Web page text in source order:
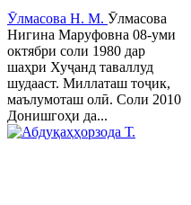
Ӯлмасова Н. М. Ӯлмасова
Нигина Маруфовна 08-уми
октябри соли 1980 дар
шаҳри Хуҷанд таваллуд
шудааст. Миллаташ тоҷик,
маълумоташ олӣ. Соли 2010
Донишгоҳи да...